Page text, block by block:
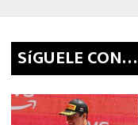
SíGUELE CON…